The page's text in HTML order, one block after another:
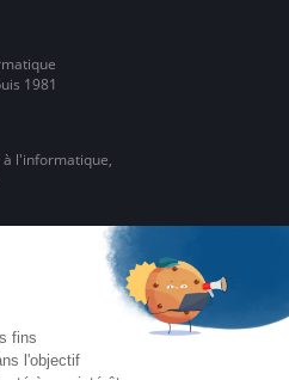
1981
l'informatique,
en ligne,